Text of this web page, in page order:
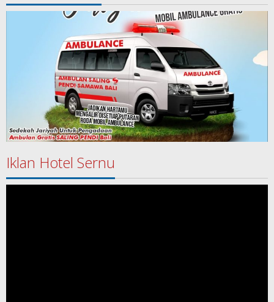
Iklan Hotel Sernu